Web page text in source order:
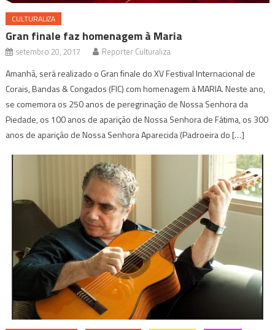
CULTURALIZA
Gran finale faz homenagem à Maria
setembro 20, 2017 Reporter Culturaliza
Amanhã, será realizado o Gran finale do XV Festival Internacional de
Corais, Bandas & Congados (FIC) com homenagem à MARIA. Neste ano,
se comemora os 250 anos de peregrinação de Nossa Senhora da
Piedade, os 100 anos de aparição de Nossa Senhora de Fátima, os 300
anos de aparição de Nossa Senhora Aparecida (Padroeira do […]